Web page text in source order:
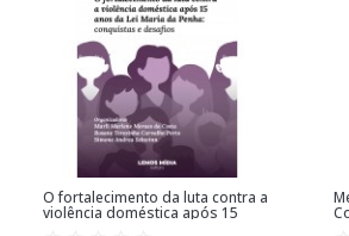
O fortalecimento da luta contra a
violência doméstica após 15